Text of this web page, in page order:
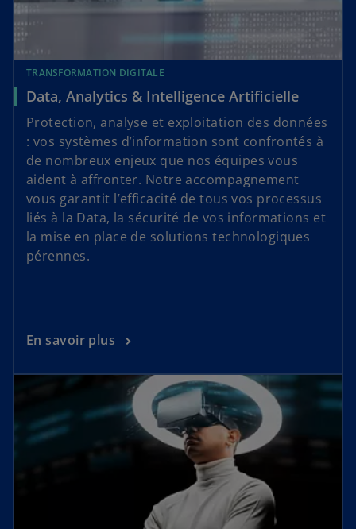
TRANSFORMATION DIGITALE
Data, Analytics & Intelligence Artificielle
Protection, analyse et exploitation des données
: vos systèmes d’information sont confrontés à
de nombreux enjeux que nos équipes vous
aident à affronter. Notre accompagnement
vous garantit l’efficacité de tous vos processus
liés à la Data, la sécurité de vos informations et
la mise en place de solutions technologiques
pérennes.
En savoir plus